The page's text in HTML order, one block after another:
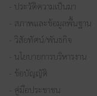
- ประวัติความเป็นมา
- สภาพและข้อมูลพื้นฐาน
- วิสัยทัศน์/พันธกิจ
- นโยบายการบริหารงาน
- ข้อบัญญัติ
- คู่มือประชาชน